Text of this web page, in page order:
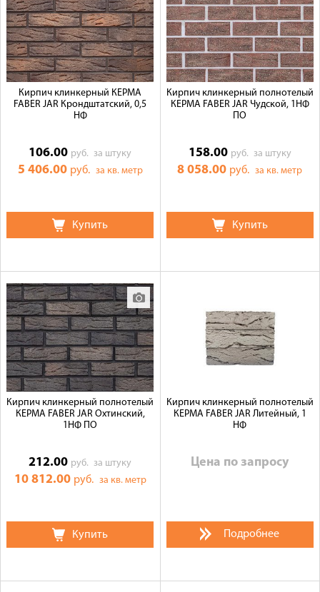
Кирпич клинкерный КЕРМА
FABER JAR Крондштатский, 0,5
НФ
106.00 руб.за штуку
5 406.00 руб. за кв. метр
Купить
Кирпич клинкерный полнотелый
КЕРМА FABER JAR Чудской, 1НФ
ПО
158.00 руб. за штуку
8 058.00 руб.за кв. метр
Купить
Кирпич клинкерный полнотелый
КЕРМА FABER JAR Охтинский,
1НФ ПО
212.00 руб.за штуку
10 812.00 руб. за кв. метр
Купить
Кирпич клинкерный полнотелый
КЕРМА FABER JAR Литейный, 1
НФ
Цена по запросу
Подробнее